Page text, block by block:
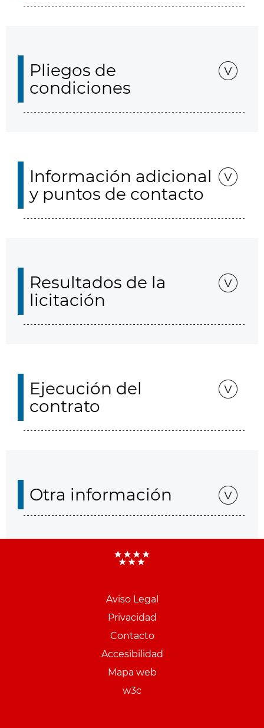
Pliegos de
condiciones
Información adicional
y puntos de contacto
Resultados de la
licitación
Ejecución del
contrato
Otra información
Aviso Legal
Privacidad
Contacto
Accesibilidad
Mapa web
w3c